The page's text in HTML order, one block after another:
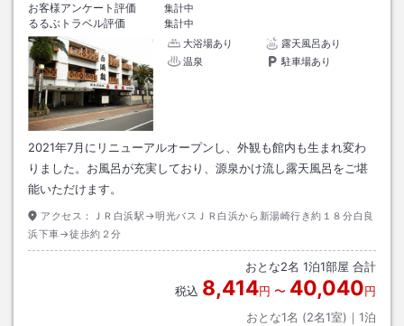
お客様アンケート評価
集計中
るるぶトラベル評価
集計中
大浴場あり
露天風呂あり
温泉
駐車場あり
2021年7月にリニューアルオープンし、外観も館内も生まれ変わ
りました。お風呂が充実しており、源泉かけ流し露天風呂をご堪
能いただけます。
アクセス：
ＪＲ白浜駅→明光バスＪＲ白浜から新湯崎行き約１８分白良
浜下車→徒歩約２分
おとな2名 1泊1部屋 合計
税込 8,414円 〜 40,040円
おとな1名 (2名1室)｜ 1泊